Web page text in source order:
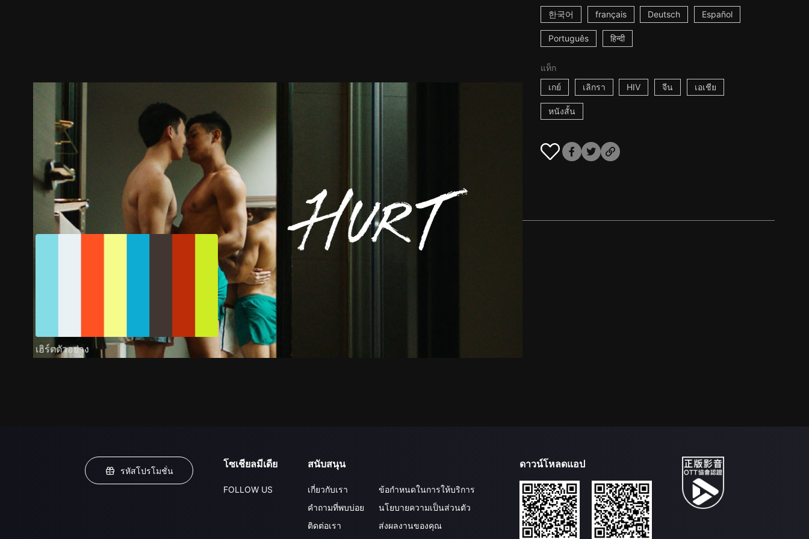
한국어 français Deutsch Español
Português हिन्दी
แท็ก
เกย์
เลิกรา HIV จีน เอเชีย
หนังสั้น
ตัวอย่าง ภาพนิ่ง เนื้อหาที่แนะนำ รายละเอียด
เฮิร์ตตัวอย่าง
รหัสโปรโมชั่น
โซเชียลมีเดีย
FOLLOW US
สนับสนุน
เกี่ยวกับเรา
คำถามที่พบบ่อย
ติดต่อเรา
ข้อกำหนดในการให้บริการ
นโยบายความเป็นส่วนตัว
ส่งผลงานของคุณ
ดาวน์โหลดแอป